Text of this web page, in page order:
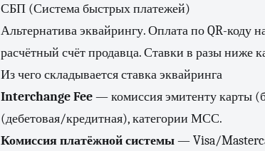
СБП (Система быстрых платежей)
Альтернатива эквайрингу. Оплата по QR-коду
расчётный счёт продавца. Ставки в разы ниже
Из чего складывается ставка эквайринга
Interchange Fee— комиссия эмитенту карты
(дебетовая/кредитная), категории МСС.
Комиссия платёжной системы— Visa/